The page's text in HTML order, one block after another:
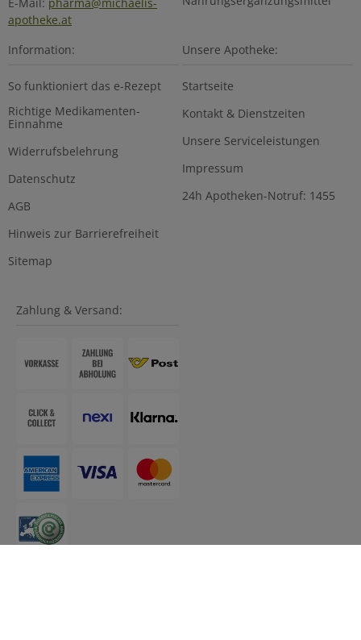
apotheke.at
Information:
So funktioniert das e-Rezept
Richtige Medikamenten-
Einnahme
Widerrufsbelehrung
Datenschutz
AGB
Hinweis zur Barrierefreiheit
Sitemap
Unsere Apotheke:
Startseite
Kontakt & Dienstzeiten
Unsere Serviceleistungen
Impressum
24h Apotheken-Notruf: 1455
Zahlung & Versand: